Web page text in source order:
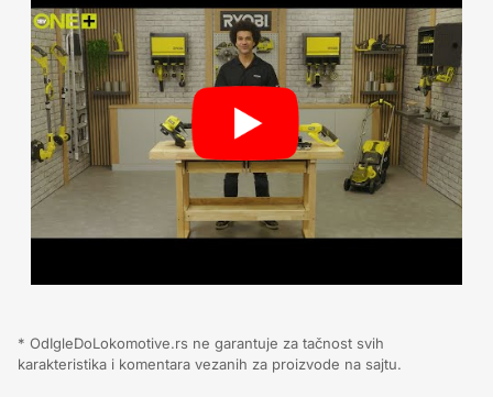
* OdIgleDoLokomotive.rs ne garantuje za tačnost svih
karakteristika i komentara vezanih za proizvode na sajtu.